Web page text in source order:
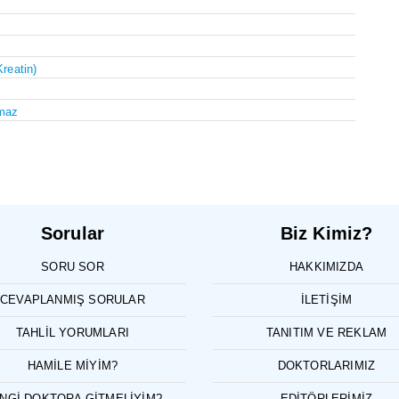
Sorular
SORU SOR
CEVAPLANMIŞ SORULAR
TAHLIL YORUMLARI
HAMILE MIYIM?
Biz Kimiz?
HAKKIMIZDA
İLETIŞIM
TANITIM VE REKLAM
DOKTORLARIMIZ